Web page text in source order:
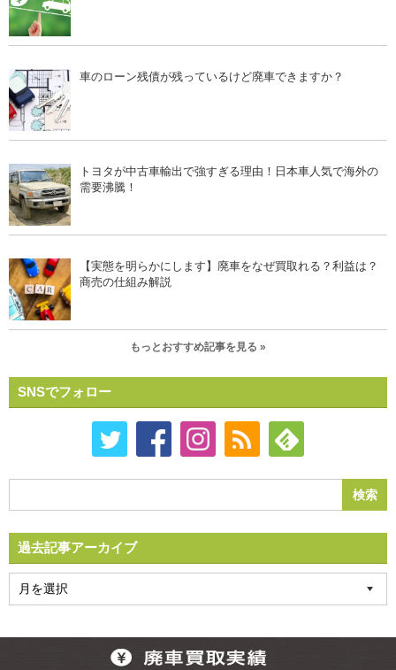
車のローン残債が残っているけど廃車できますか？
トヨタが中古車輸出で強すぎる理由！日本車人気で海外の
需要沸騰！
【実態を明らかにします】廃車をなぜ買取れる？利益は？
商売の仕組み解説
もっとおすすめ記事を見る »
SNSでフォロー
過去記事アーカイブ